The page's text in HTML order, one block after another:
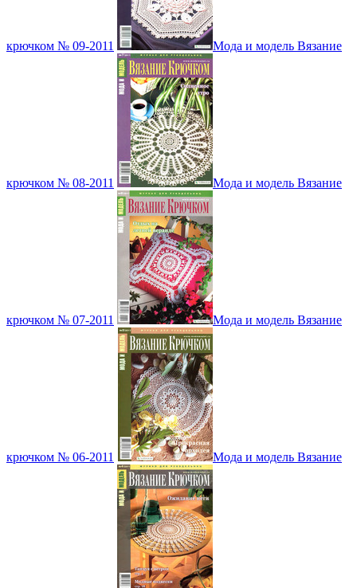
крючком № 09-2011 Мода и модель Вязание
крючком № 08-2011 Мода и модель Вязание
крючком № 07-2011 Мода и модель Вязание
крючком № 06-2011 Мода и модель Вязание